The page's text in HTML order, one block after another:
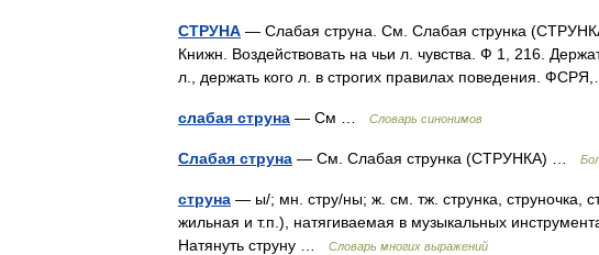
СТРУНА — Слабая струна. См. Слабая струнка
Книжн. Воздействовать на чьи л. чувства. Ф 1, 216.
л., держать кого л. в строгих правилах поведения.
слабая струна — См … Словарь синонимов
Слабая струна — См. Слабая струнка (СТРУНКА) …
струна — ы/; мн. стру/ны; ж. см. тж. струнка, струночка,
жильная и т.п.), натягиваемая в музыкальных
Натянуть струну …
Словарь многих выражений